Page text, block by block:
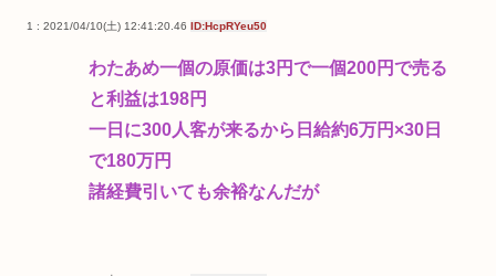
1 : 2021/04/10(土) 12:41:20.46 ID:HcpRYeu50
わたあめ一個の原価は3円で一個200円で売る
と利益は198円
一日に300人客が来るから日給約6万円×30日
で180万円
諸経費引いても余裕なんだが